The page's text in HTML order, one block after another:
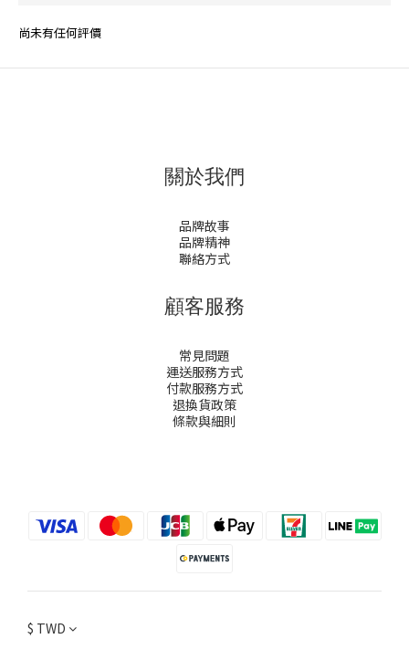
尚未有任何評價
關於我們
品牌故事
品牌精神
聯絡方式
顧客服務
常見問題
運送服務方式
付款服務方式
退換貨政策
條款與細則
$ TWD